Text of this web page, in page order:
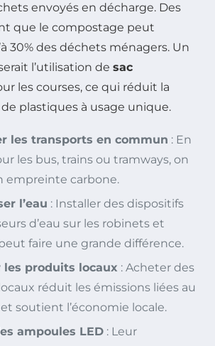
envoyés en décharge. Des
que le compostage peut
30% des déchets ménagers. Un
l’utilisation de sac
les courses, ce qui réduit la
plastiques à usage unique.
les transports en commun : En
les bus, trains ou tramways, on
empreinte carbone.
l’eau : Installer des dispositifs
d’eau sur les robinets et
faire une grande différence.
les produits locaux : Acheter des
réduit les émissions liées au
soutient l’économie locale.
ampoules LED : Leur